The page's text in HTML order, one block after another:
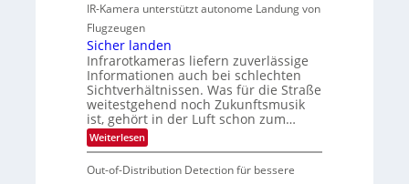
M
e
m
s
u
n
d
M
a
n
l
i
c
h
k
e
i
t
e
n
d
e
r
i
n
V
I
S
I
O
u
i
d
e
d
T
o
u
r
e
IR-Kamera unterstützt autonome Landung von
Flugzeugen
Sicher landen
Infrarotkameras liefern zuverlässige
Informationen auch bei schlechten
Sichtverhältnissen. Was für die Straße
weitestgehend noch Zukunftsmusik
ist, gehört in der Luft schon zum…
Weiterlesen:
S
c
Out-of-Distribution Detection für bessere